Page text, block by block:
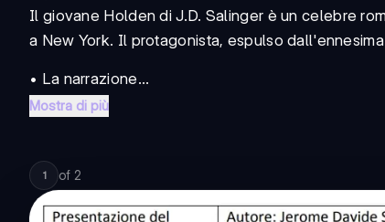
Il giovane Holden di J.D. Salinger è un celebre
a New York. Il protagonista, espulso
• La narrazione...
Mostra di più
1 of 2